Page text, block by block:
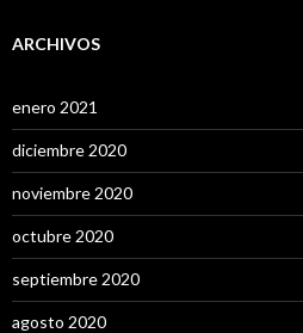
ARCHIVOS
enero 2021
diciembre 2020
noviembre 2020
octubre 2020
septiembre 2020
agosto 2020